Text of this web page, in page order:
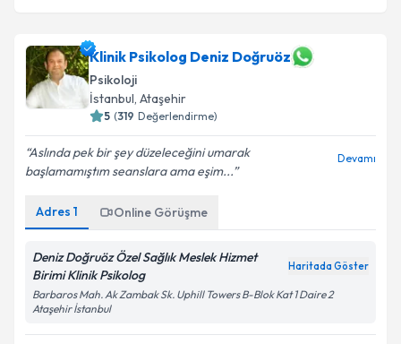
Klinik Psikolog Deniz Doğruöz
Psikoloji
İstanbul, Ataşehir
5 (319 Değerlendirme)
Aslında pek bir şey düzeleceğini umarak
başlamamıştım seanslara ama eşim...
Devamı
Adres 1 Online Görüşme
Deniz Doğruöz Özel Sağlık Meslek Hizmet
Birimi Klinik Psikolog
Haritada Göster
Barbaros Mah. Ak Zambak Sk. Uphill Towers B-Blok Kat 1 Daire 2
Ataşehir İstanbul